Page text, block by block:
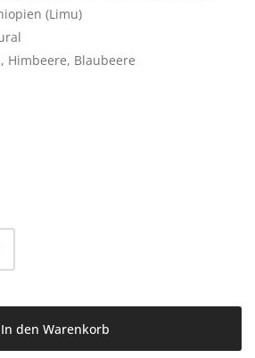
(Limu)
Himbeere, Blaubeere
Gib den gewünschten
In den Warenkorb